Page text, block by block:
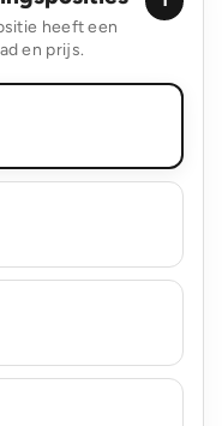
heeft een
en prijs.